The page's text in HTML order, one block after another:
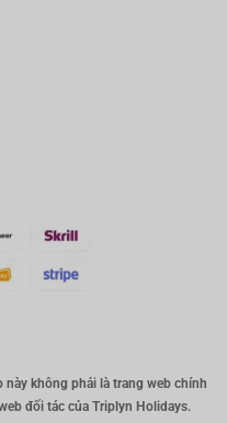
này không phải là trang web chính
đối tác của Triplyn Holidays.